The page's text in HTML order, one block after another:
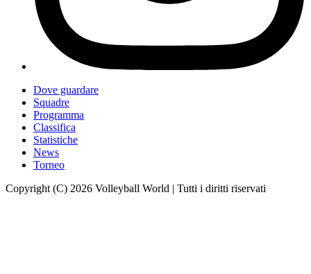
Dove guardare
Squadre
Programma
Classifica
Statistiche
News
Torneo
Copyright (C) 2026 Volleyball World | Tutti i diritti riservati